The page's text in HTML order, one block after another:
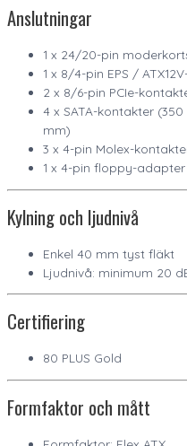
Anslutningar
1 x 24/20-pin
1 x 8/4-pin EPS /
2 x 8/6-pin PCIe-
4 x SATA-kontakter
mm)
3 x 4-pin Molex-
1 x 4-pin floppy-adapter
Kylning och ljudnivå
Enkel 40 mm tyst fläkt
Ljudnivå: minimum 20
Certifiering
80 PLUS Gold
Formfaktor och mått